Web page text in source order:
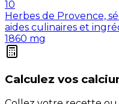
10
Herbes de Provence,
aides culinaires et
1860 mg
Calculez vos